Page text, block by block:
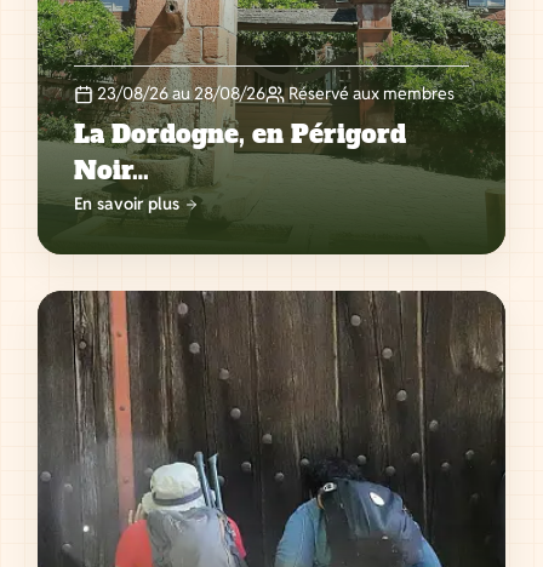
23/08/26 au 28/08/26 Réservé aux membres
La Dordogne, en Périgord
Noir…
En savoir plus